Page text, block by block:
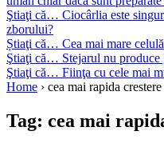
Ştiaţi că… Ciocârlia este
zborului?
Știaţi că… Cea mai mare
Ştiaţi că… Stejarul nu produce
Ştiaţi că… Fiinţa cu cele mai
Home › cea mai rapida
Tag: cea mai